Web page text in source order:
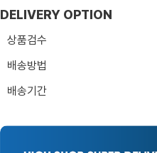
DELIVERY OPTION
상품검수
배송방법
배송기간